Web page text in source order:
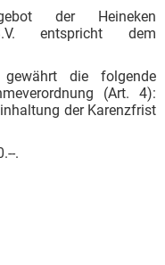
der Heineken
entspricht dem
gewährt die folgende
(Art. 4):
der Karenzfrist
.